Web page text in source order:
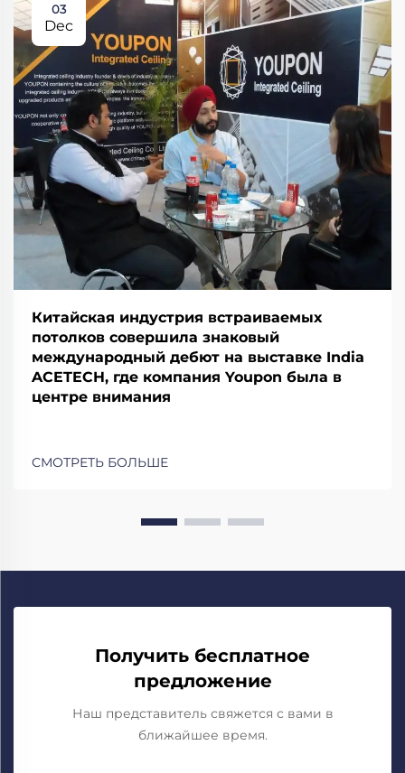
03
Dec
Китайская индустрия встраиваемых
потолков совершила знаковый
международный дебют на выставке India
ACETECH, где компания Youpon была в
центре внимания
СМОТРЕТЬ БОЛЬШЕ
Получить бесплатное
предложение
Наш представитель свяжется с вами в
ближайшее время.